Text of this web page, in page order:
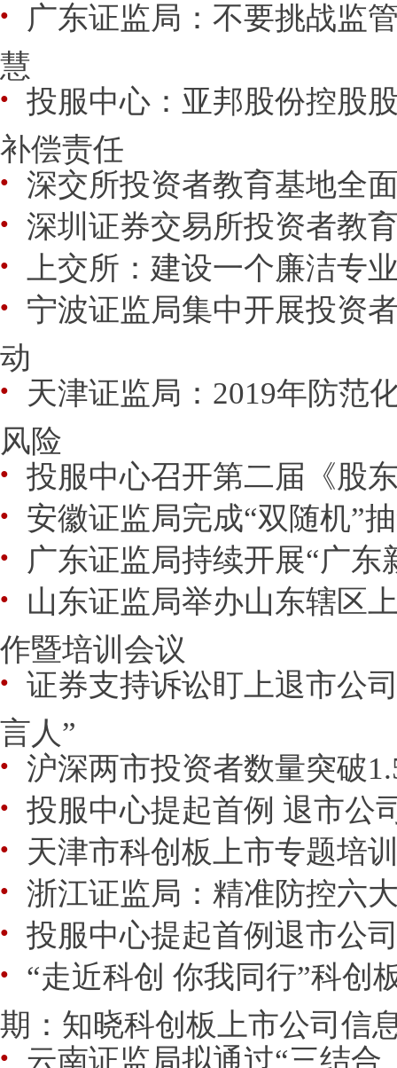
● 广东证监局：不要挑战监
慧
● 投服中心：亚邦股份控股
补偿责任
● 深交所投资者教育基地全
● 深圳证券交易所投资者教
● 上交所：建设一个廉洁专
● 宁波证监局集中开展投资
动
● 天津证监局：2019年防范
风险
● 投服中心召开第二届《股
● 安徽证监局完成“双随机”
● 广东证监局持续开展“广东
● 山东证监局举办山东辖区
作暨培训会议
● 证券支持诉讼盯上退市公
言人”
● 沪深两市投资者数量突破
● 投服中心提起首例 退市公
● 天津市科创板上市专题培
● 浙江证监局：精准防控六
● 投服中心提起首例退市公
● “走近科创 你我同行”科创
期：知晓科创板上市公司信
● 云南证监局拟通过“三结合